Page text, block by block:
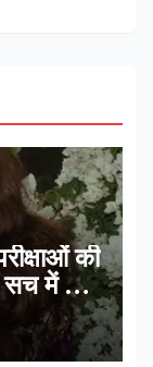
की
सच में हर